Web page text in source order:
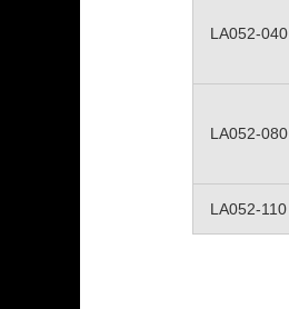
LA052-040
LA052-080
LA052-110